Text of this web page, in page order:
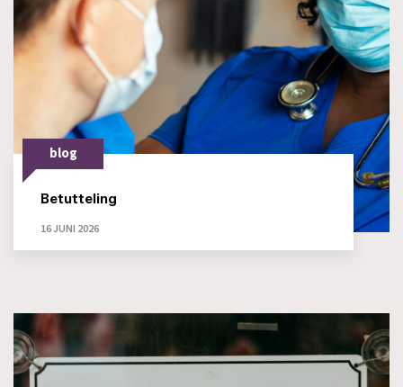
blog
Betutteling
16 JUNI 2026